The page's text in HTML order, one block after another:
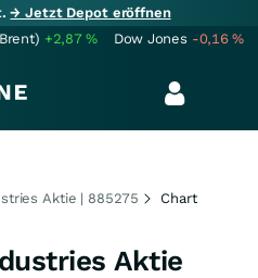
→ Jetzt Depot eröffnen
+2,87% Dow Jones -0,16%
Aktie | 885275 Chart
Aktie